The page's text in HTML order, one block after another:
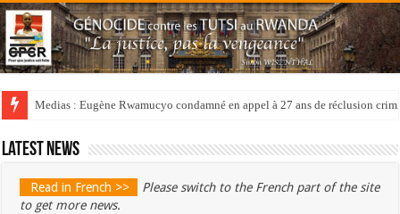
Medias : Eugène Rwamucyo condamné en appel à 27 ans de réclusion
Latest news
Read in French >>
Please switch to the French part of the site
to get more news.